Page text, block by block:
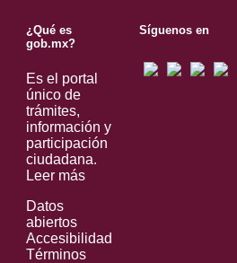
¿Qué es
gob.mx?
Es el portal
único de
trámites,
información y
participación
ciudadana.
Leer más
Datos
abiertos
Accesibilidad
Términos
Síguenos en